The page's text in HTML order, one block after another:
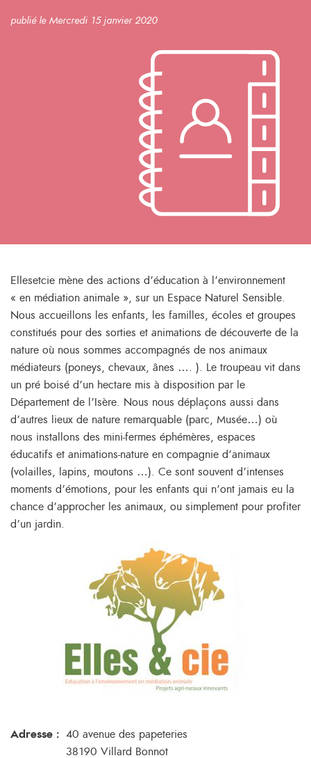
publié le Mercredi 15 janvier 2020
Ellesetcie mène des actions d’éducation à l’environnement
« en médiation animale », sur un Espace Naturel Sensible.
Nous accueillons les enfants, les familles, écoles et groupes
constitués pour des sorties et animations de découverte de la
nature où nous sommes accompagnés de nos animaux
médiateurs (poneys, chevaux, ânes …. ). Le troupeau vit dans
un pré boisé d’un hectare mis à disposition par le
Département de l’Isère. Nous nous déplaçons aussi dans
d’autres lieux de nature remarquable (parc, Musée…) où
nous installons des mini-fermes éphémères, espaces
éducatifs et animations-nature en compagnie d’animaux
(volailles, lapins, moutons …). Ce sont souvent d’intenses
moments d’émotions, pour les enfants qui n’ont jamais eu la
chance d’approcher les animaux, ou simplement pour profiter
d’un jardin.
Adresse :
40 avenue des papeteries
38190 Villard Bonnot